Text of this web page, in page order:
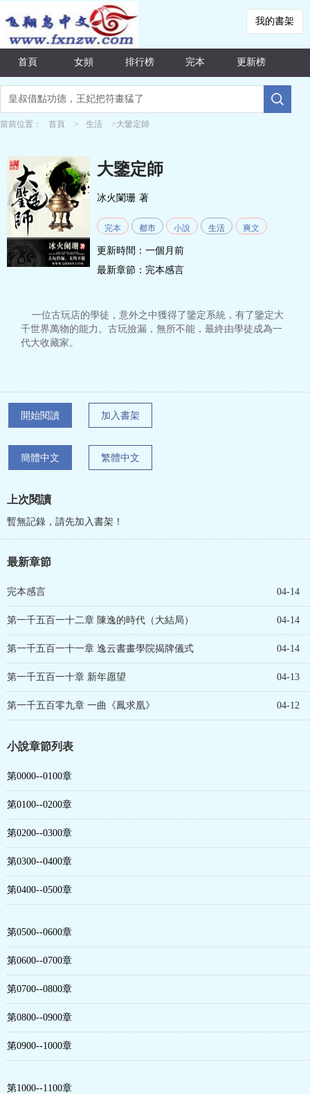
我的書架
首頁 女頻 排行榜 完本 更新榜
當前位置： 首頁 > 生活 >大鑒定師
大鑒定師
冰火闌珊 著
完本 都市 小說 生活 爽文
更新時間：一個月前
最新章節： 完本感言
一位古玩店的學徒，意外之中獲得了鑒定系統，有了鑒定大
千世界萬物的能力。古玩撿漏，無所不能，最終由學徒成為一
代大收藏家。
開始閱讀 加入書架
簡體中文 繁體中文
上次閱讀
暫無記錄，請先加入書架！
最新章節
完本感言 04-14
第一千五百一十二章 陳逸的時代（大結局） 04-14
第一千五百一十一章 逸云書畫學院揭牌儀式 04-14
第一千五百一十章 新年愿望 04-13
第一千五百零九章 一曲《鳳求凰》 04-12
小說章節列表
第0000--0100章
第0100--0200章
第0200--0300章
第0300--0400章
第0400--0500章
第0500--0600章
第0600--0700章
第0700--0800章
第0800--0900章
第0900--1000章
第1000--1100章